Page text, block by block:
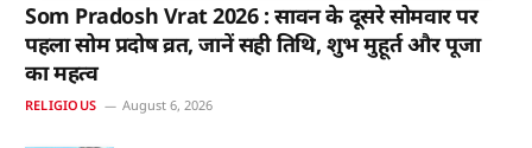
Som Pradosh Vrat 2026 : सावन के दूसरे सोमवार पर
पहला सोम प्रदोष व्रत, जानें सही तिथि, शुभ मुहूर्त और पूजा
का महत्व
RELIGIOUS August 6, 2026